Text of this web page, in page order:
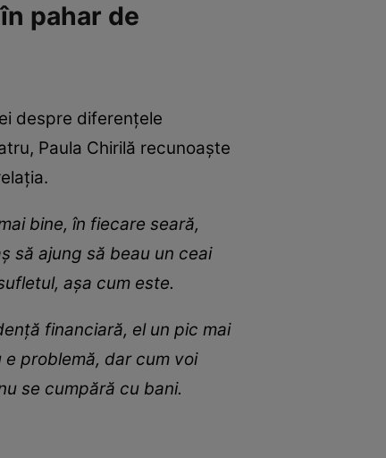
pahar de
despre diferențele
Paula Chirilă recunoaște
bine, în fiecare seară,
să ajung să beau un ceai
așa cum este.
financiară, el un pic mai
problemă, dar cum voi
se cumpără cu bani.